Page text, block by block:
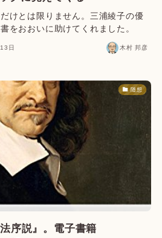
けとは限りません。三浦綾子の優
をおおいに助けてくれました。
日 木村 邦彦
随想
序説』。電子書籍